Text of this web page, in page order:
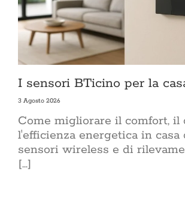
I sensori BTicino per la
3 Agosto 2026
Come migliorare il comfort, il
l'efficienza energetica in casa
sensori wireless e di
[...]